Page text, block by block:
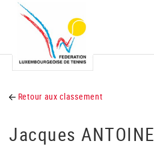
Retour aux classement
Jacques ANTOINE